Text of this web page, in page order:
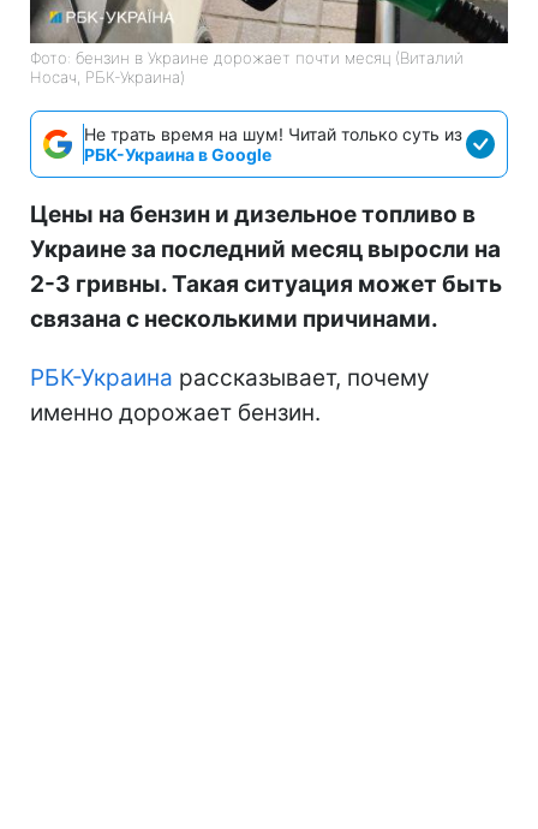
Фото: бензин в Украине дорожает почти месяц (Виталий
Носач, РБК-Украина)
Не трать время на шум! Читай только суть из
РБК-Украина в Google
Цены на бензин и дизельное топливо в
Украине за последний месяц выросли на
2-3 гривны. Такая ситуация может быть
связана с несколькими причинами.
РБК-Украина рассказывает, почему
именно дорожает бензин.